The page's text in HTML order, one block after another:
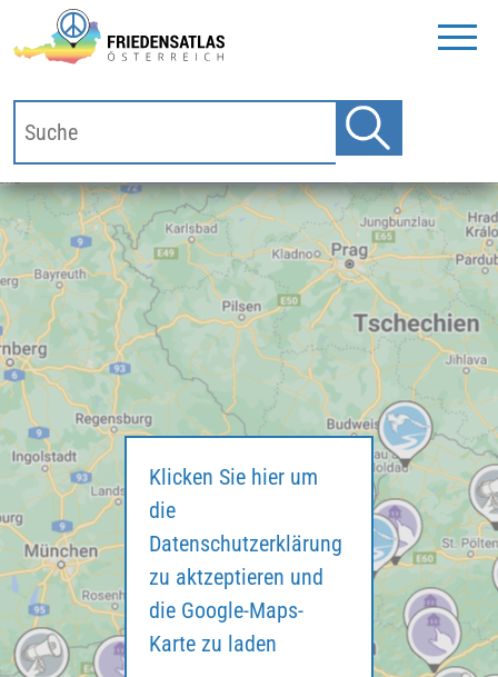
Klicken Sie hier um
die
Datenschutzerklärung
zu aktzeptieren und
die Google-Maps-
Karte zu laden